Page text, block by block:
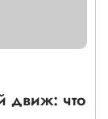
движ: что